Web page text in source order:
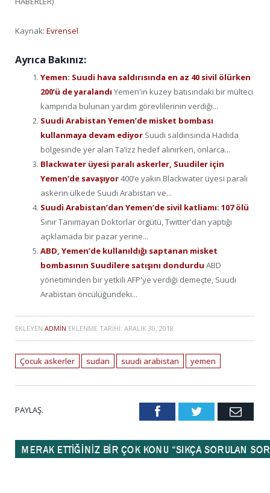
Kaynak: Evrensel
Ayrıca Bakınız:
Yemen: Suudi hava saldırısında en az 40 sivil ölürken
200’ü de yaralandı Yemen'in kuzey batısındaki bir mülteci
kampında bulunan yardım görevlilerinin verdiği...
Suudi Arabistan Yemen’de misket bombası
kullanmaya devam ediyor Suudi saldırısında Hadida
bölgesinde yer alan Ta’izz hedef alınırken, onlarca...
Blackwater üyesi paralı askerler, Suudiler için
Yemen’de savaşıyor400’e yakın Blackwater üyesi paralı
askerin ülkede Suudi Arabistan ve...
Suudi Arabistan’dan Yemen’de sivil katliamı: 107 ölü
Sınır Tanımayan Doktorlar örgütü, Twitter'dan yaptığı
açıklamada bir pazar yerine...
ABD, Yemen’de kullanıldığı saptanan misket
bombasının Suudilere satışını dondurdu ABD
yönetiminden bir yetkili AFP'ye verdiği demeçte, Suudi
Arabistan öncülüğündeki...
EKLEYEN ADMIN EKLENME TARIHI: ARALIK 30, 2018
Çocuk askerler sudan suudi arabistan yemen
PAYLAŞ. FacebookTwitter Email